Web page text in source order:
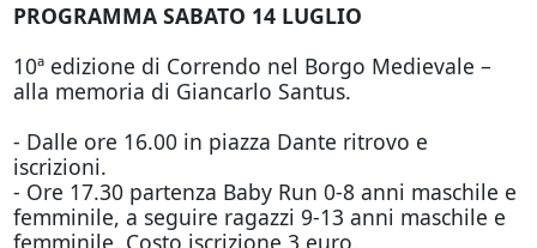
PROGRAMMA SABATO 14 LUGLIO
10ª edizione di Correndo nel Borgo Medievale –
alla memoria di Giancarlo Santus.
- Dalle ore 16.00 in piazza Dante ritrovo e
iscrizioni.
- Ore 17.30 partenza Baby Run 0-8 anni maschile e
femminile, a seguire ragazzi 9-13 anni maschile e
femminile. Costo iscrizione 3 euro.